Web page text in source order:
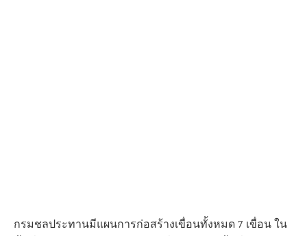
กรมชลประทานมีแผนการก่อสร้างเขื่อนทั้งหมด 7 เขื่อน ใน